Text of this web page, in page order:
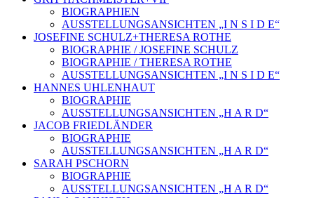
BIOGRAPHIEN
AUSSTELLUNGSANSICHTEN „I N S I D E“
JOSEFINE SCHULZ+THERESA ROTHE
BIOGRAPHIE / JOSEFINE SCHULZ
BIOGRAPHIE / THERESA ROTHE
AUSSTELLUNGSANSICHTEN „I N S I D E“
HANNES UHLENHAUT
BIOGRAPHIE
AUSSTELLUNGSANSICHTEN „H A R D“
JACOB FRIEDLÄNDER
BIOGRAPHIE
AUSSTELLUNGSANSICHTEN „H A R D“
SARAH PSCHORN
BIOGRAPHIE
AUSSTELLUNGSANSICHTEN „H A R D“